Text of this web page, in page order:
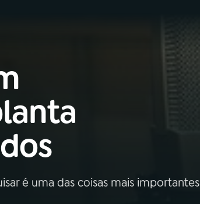
é uma das coisas mais importantes